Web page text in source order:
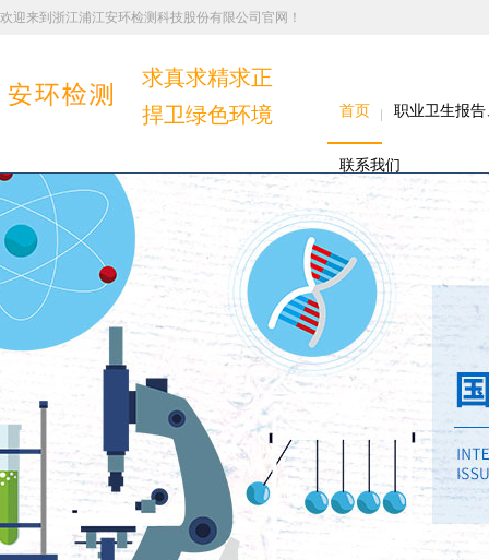
欢迎来到浙江浦江安环检测科技股份有限公司官网！
求真求精求正
捍卫绿色环境
首页 职业卫生报
联系我们